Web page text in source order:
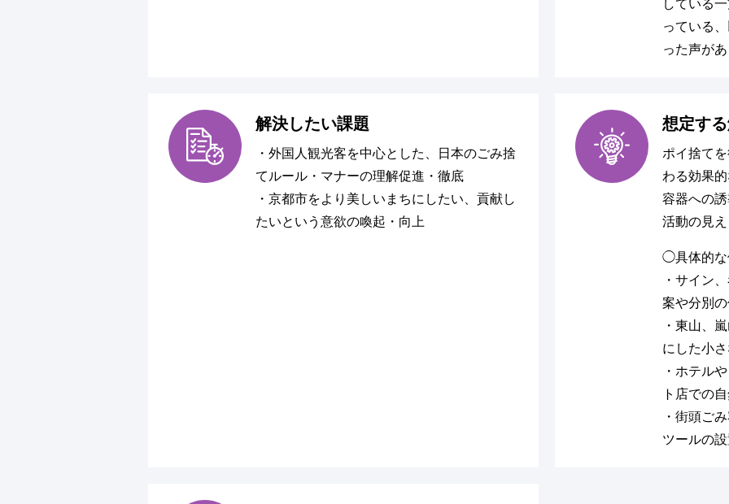
している
っている
った声が
解決したい課題
・外国人観光客を中心とした、日本のごみ捨
てルール・マナーの理解促進・徹底
・京都市をより美しいまちにしたい、貢献し
たいという意欲の喚起・向上
想定す
ポイ捨て
わる効果
容器への
活動の見
◯具体的な
・サイン
案や分別
・東山、
にした小
・ホテル
ト店での
・街頭ご
ツールの